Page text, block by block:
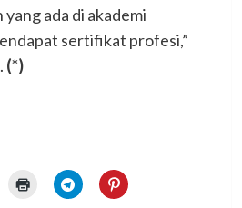
ada di akademi
sertifikat profesi,”
(*)